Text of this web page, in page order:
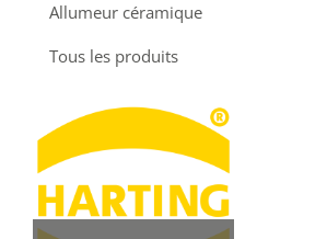
Allumeur céramique
Tous les produits